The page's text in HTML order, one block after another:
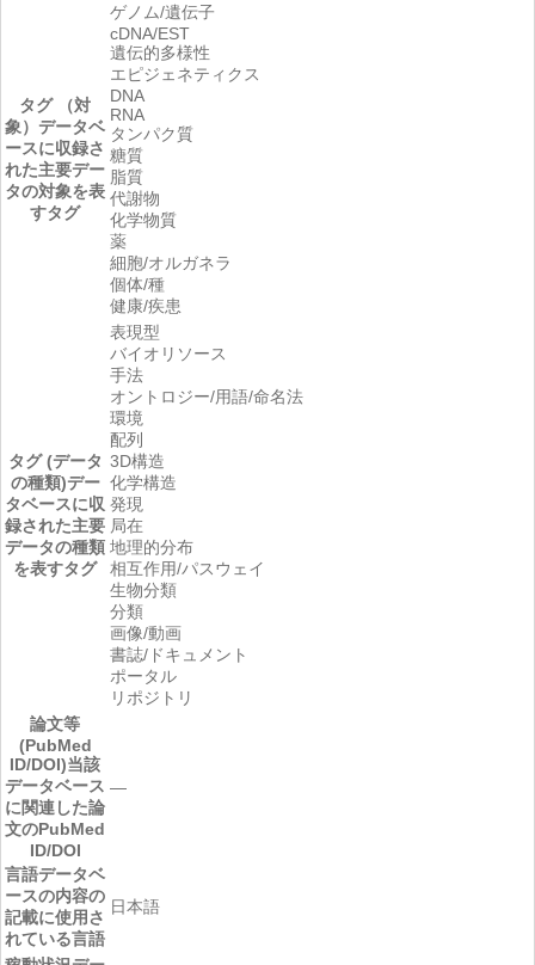
タグ （対
象） データベ
ースに収録さ
れた主要デー
タの対象を表
すタグ
ゲノム/遺伝子
cDNA/EST
遺伝的多様性
エピジェネティクス
DNA
RNA
タンパク質
糖質
脂質
代謝物
化学物質
薬
細胞/オルガネラ
個体/種
健康/疾患
タグ (データ
の種類)デー
タベースに収
録された主要
データの種類
を表すタグ
表現型
バイオリソース
手法
オントロジー/用語/命名法
環境
配列
3D構造
化学構造
発現
局在
地理的分布
相互作用/パスウェイ
生物分類
分類
画像/動画
書誌/ドキュメント
ポータル
リポジトリ
論文等
(PubMed
ID/DOI)当該
データベース
に関連した論
文のPubMed
ID/DOI
―
言語データベ
ースの内容の
記載に使用さ
れている言語
日本語